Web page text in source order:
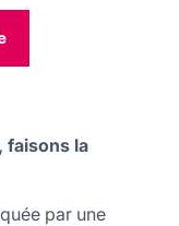
faisons la
par une